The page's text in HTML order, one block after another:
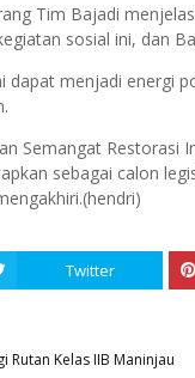
Tim Bajadi
sosial ini, dan
dapat menjadi energi
Semangat Restorasi
sebagai calon
Twitter
Rutan Kelas IIB Maninjau